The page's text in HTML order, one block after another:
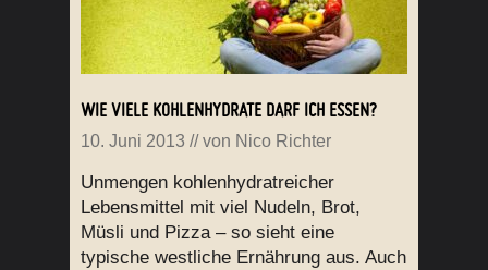
WIE VIELE KOHLENHYDRATE DARF ICH ESSEN?
10. Juni 2013 // von Nico Richter
Unmengen kohlenhydratreicher
Lebensmittel mit viel Nudeln, Brot,
Müsli und Pizza – so sieht eine
typische westliche Ernährung aus. Auch